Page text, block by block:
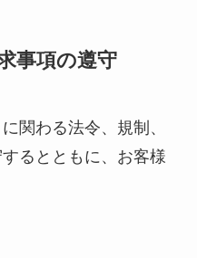
事項の遵守
関わる法令、規制、
るとともに、お客様